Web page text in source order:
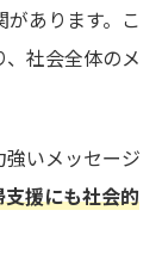
あります。こ
社会全体のメ
いメッセージ
援にも社会的